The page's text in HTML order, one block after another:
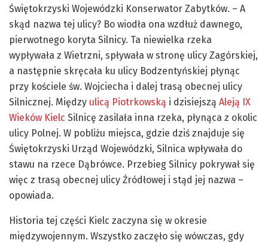
Świętokrzyski Wojewódzki Konserwator Zabytków. – A
skąd nazwa tej ulicy? Bo wiodła ona wzdłuż dawnego,
pierwotnego koryta Silnicy. Ta niewielka rzeka
wypływała z Wietrzni, spływała w stronę ulicy Zagórskiej,
a następnie skręcała ku ulicy Bodzentyńskiej płynąc
przy kościele św. Wojciecha i dalej trasą obecnej ulicy
Silnicznej. Między ulicą Piotrkowską i dzisiejszą Aleją IX
Wieków Kielc Silnicę zasilała inna rzeka, płynąca z okolic
ulicy Polnej. W pobliżu miejsca, gdzie dziś znajduje się
Świętokrzyski Urząd Wojewódzki, Silnica wpływała do
stawu na rzece Dąbrówce. Przebieg Silnicy pokrywał się
więc z trasą obecnej ulicy Źródłowej i stąd jej nazwa –
opowiada.
Historia tej części Kielc zaczyna się w okresie
międzywojennym. Wszystko zaczęło się wówczas, gdy